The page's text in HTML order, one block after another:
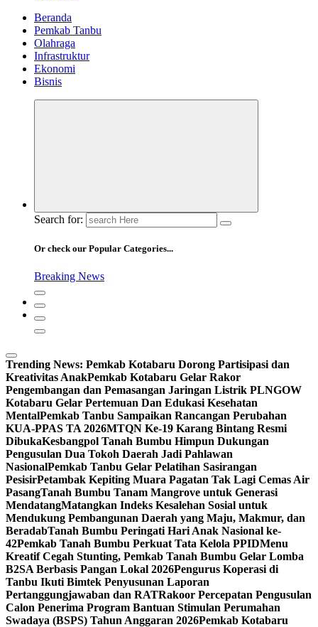
Beranda
Pemkab Tanbu
Olahraga
Infrastruktur
Ekonomi
Bisnis
Search for:
Or check our Popular Categories...
Breaking News
Trending News: Pemkab Kotabaru Dorong Partisipasi dan
Kreativitas AnakPemkab Kotabaru Gelar Rakor
Pengembangan dan Pemasangan Jaringan Listrik PLNGOW
Kotabaru Gelar Pertemuan Dan Edukasi Kesehatan
MentalPemkab Tanbu Sampaikan Rancangan Perubahan
KUA-PPAS TA 2026MTQN Ke-19 Karang Bintang Resmi
DibukaKesbangpol Tanah Bumbu Himpun Dukungan
Pengusulan Dua Tokoh Daerah Jadi Pahlawan
NasionalPemkab Tanbu Gelar Pelatihan Sasirangan
PesisirPetambak Kepiting Muara Pagatan Tak Lagi Cemas Air
PasangTanah Bumbu Tanam Mangrove untuk Generasi
MendatangMatangkan Indeks Kesalehan Sosial untuk
Mendukung Pembangunan Daerah yang Maju, Makmur, dan
BeradabTanah Bumbu Peringati Hari Anak Nasional ke-
42Pemkab Tanah Bumbu Perkuat Tata Kelola PPIDMenu
Kreatif Cegah Stunting, Pemkab Tanah Bumbu Gelar Lomba
B2SA Berbasis Pangan Lokal 2026Pengurus Koperasi di
Tanbu Ikuti Bimtek Penyusunan Laporan
Pertanggungjawaban dan RATRakoor Percepatan Pengusulan
Calon Penerima Program Bantuan Stimulan Perumahan
Swadaya (BSPS) Tahun Anggaran 2026Pemkab Kotabaru